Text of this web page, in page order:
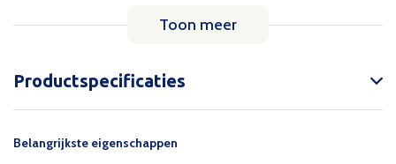
Toon meer
Productspecificaties
Belangrijkste eigenschappen